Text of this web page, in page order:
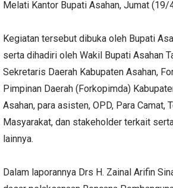
Melati Kantor Bupati Asahan, Jumat (19/
Kegiatan tersebut dibuka oleh Bupati
serta dihadiri oleh Wakil Bupati Asahan
Sekretaris Daerah Kabupaten Asahan,
Pimpinan Daerah (Forkopimda)
Asahan, para asisten, OPD, Para Camat,
Masyarakat, dan stakeholder terkait
lainnya.
Dalam laporannya Drs H. Zainal Arifin